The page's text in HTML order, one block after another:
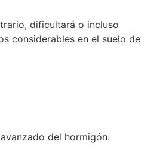
dificultará o incluso
considerables en el suelo de
del hormigón.